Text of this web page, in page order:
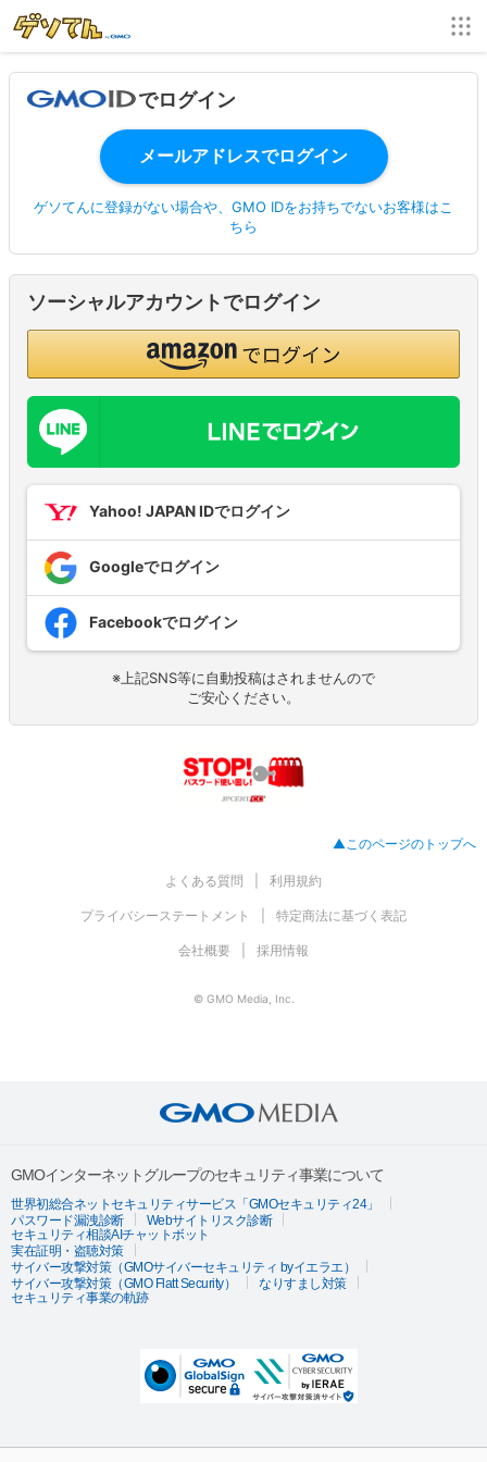
でログイン
ゲソてんに登録がない場合や、GMO IDをお持ちでないお客様はこ
ちら
ソーシャルアカウントでログイン
Yahoo! JAPAN IDでログイン
Googleでログイン
Facebookでログイン
※上記SNS等に自動投稿はされませんので
ご安心ください。
▲このページのトップへ
よくある質問 利用規約
プライバシーステートメント 特定商法に基づく表記
会社概要 採用情報
© GMO Media, Inc.
GMOインターネットグループのセキュリティ事業について
世界初総合ネットセキュリティサービス「GMOセキュリティ24」
パスワード漏洩診断
Webサイトリスク診断
セキュリティ相談AIチャットボット
実在証明・盗聴対策
サイバー攻撃対策（GMOサイバーセキュリティ byイエラエ）
サイバー攻撃対策（GMO Flatt Security）
なりすまし対策
セキュリティ事業の軌跡